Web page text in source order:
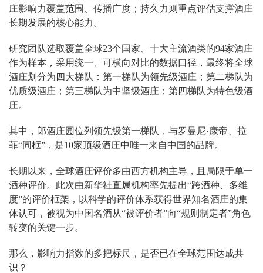
庄影响力覆盖范围、传播广度；持久力则重点评估支撑酒庄
长期发展的核心能力。
研究团队选取覆盖全球23个国家、十大主流酒类的94家酒庄
作为样本，采用统一、可横向对比的数据口径，最终将全球
酒庄划分为四大梯队：第一梯队为领先级酒庄；第二梯队为
优质级酒庄；第三梯队为中坚级酒庄；第四梯队为特色级酒
庄。
其中，郎酒庄园位列领先级第一梯队，与罗曼尼·康帝、拉
菲“同框”，是10家顶级酒庄中唯一来自中国的品牌。
长期以来，全球酒庄评价多由西方机构主导，且局限于单一
酒种评价。此次由新华社直属机构率先提出“跨酒种、多维
度”的评价框架，以科学的评价体系获得世界知名酒庄的集
体认可，被视为中国名酒从“被评价者”向“规则制定者”角色
转变的关键一步。
那么，影响力指数的多把标尺，是否已在全球范围达成共
识？